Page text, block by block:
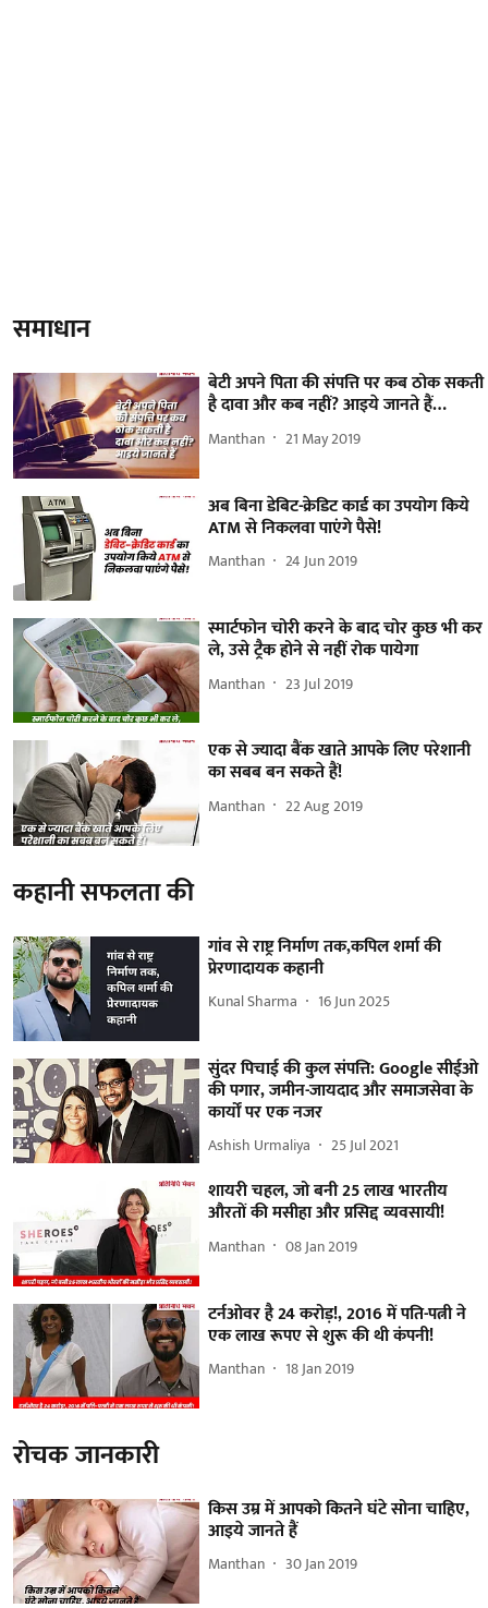
समाधान
बेटी अपने पिता की संपत्ति पर कब ठोक सकती
है दावा और कब नहीं? आइये जानते हैं…
Manthan 21 May 2019
अब बिना डेबिट-क्रेडिट कार्ड का उपयोग किये
ATM से निकलवा पाएंगे पैसे!
Manthan 24 Jun 2019
स्मार्टफोन चोरी करने के बाद चोर कुछ भी कर
ले, उसे ट्रैक होने से नहीं रोक पायेगा
Manthan 23 Jul 2019
एक से ज्यादा बैंक खाते आपके लिए परेशानी
का सबब बन सकते हैं!
Manthan 22 Aug 2019
कहानी सफलता की
गांव से राष्ट्र निर्माण तक,कपिल शर्मा की
प्रेरणादायक कहानी
Kunal Sharma 16 Jun 2025
सुंदर पिचाई की कुल संपत्ति: Google सीईओ
की पगार, जमीन-जायदाद और समाजसेवा के
कार्यों पर एक नजर
Ashish Urmaliya 25 Jul 2021
शायरी चहल, जो बनी 25 लाख भारतीय
औरतों की मसीहा और प्रसिद्द व्यवसायी!
Manthan 08 Jan 2019
टर्नओवर है 24 करोड़!, 2016 में पति-पत्नी ने
एक लाख रूपए से शुरू की थी कंपनी!
Manthan 18 Jan 2019
रोचक जानकारी
किस उम्र में आपको कितने घंटे सोना चाहिए,
आइये जानते हैं
Manthan 30 Jan 2019